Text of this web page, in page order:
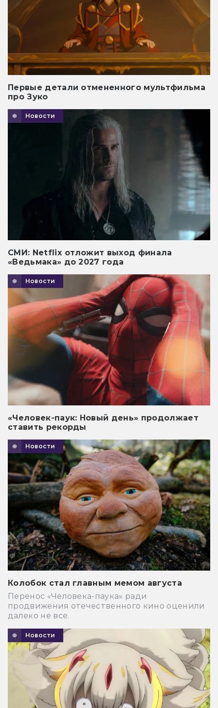
Первые детали отмененного мультфильма
про Зуко
Новости
СМИ: Netflix отложит выход финала
«Ведьмака» до 2027 года
Новости
«Человек-паук: Новый день» продолжает
ставить рекорды
Новости
Колобок стал главным мемом августа
Перенос «Человека-паука» ради
продвижения отечественного кино оценили
далеко не все.
Новости